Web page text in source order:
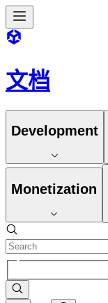
文档
Development
Monetization